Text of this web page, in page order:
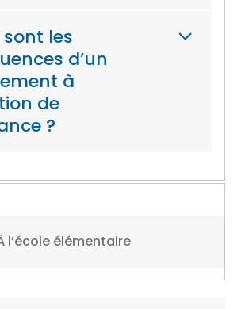
les
d’un
à
de
?
l’école élémentaire